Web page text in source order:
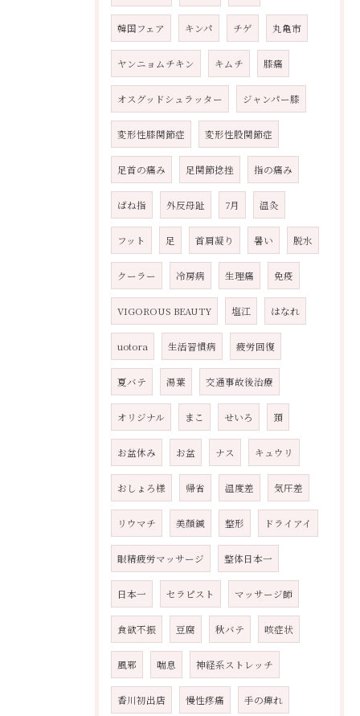
韓国フェア キンパ チゲ 丸亀市
ヤンニョムチキン キムチ 膝痛
オスグッドシュラッター ジャンパー膝
変形性膝関節症 変形性股関節症
足首の痛み 足関節捻挫 指の痛み
ばね指 外反母趾 7月 温灸
フット 足 首肩凝り 暑い 脱水
クーラー 冷房病 生理痛 免疫
VIGOROUS BEAUTY 塩江 はなれ
uotora 生活習慣病 疲労回復
夏バテ 湯葉 交通事故後治療
オリジナル まこ せいろ 頚
お盆休み お盆 ナス キュウリ
おしょろ様 帰省 温度差 気圧差
リウマチ 美顏鍼 整形 ドライアイ
眼精疲労マッサージ 整体日本一
日本一 セラピスト マッサージ師
食欲不振 豆腐 秋バテ 咳症状
風邪 喘息 神経系ストレッチ
香川初出店 慢性疼痛 手の痺れ